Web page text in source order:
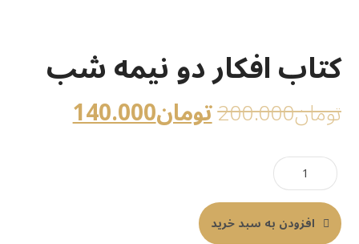
کتاب افکار دو نیمه‌ شب
تومان200.000تومان140.000
افزودن به سبد خرید